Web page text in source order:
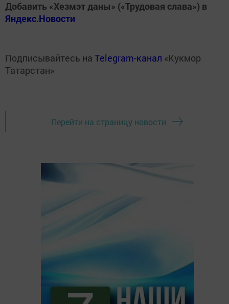
Добавить «Хезмэт даны» («Трудовая слава») в
Яндекс.Новости
Подписывайтесь на Telegram-канал «Кукмор
Татарстан»
Перейти на страницу новости